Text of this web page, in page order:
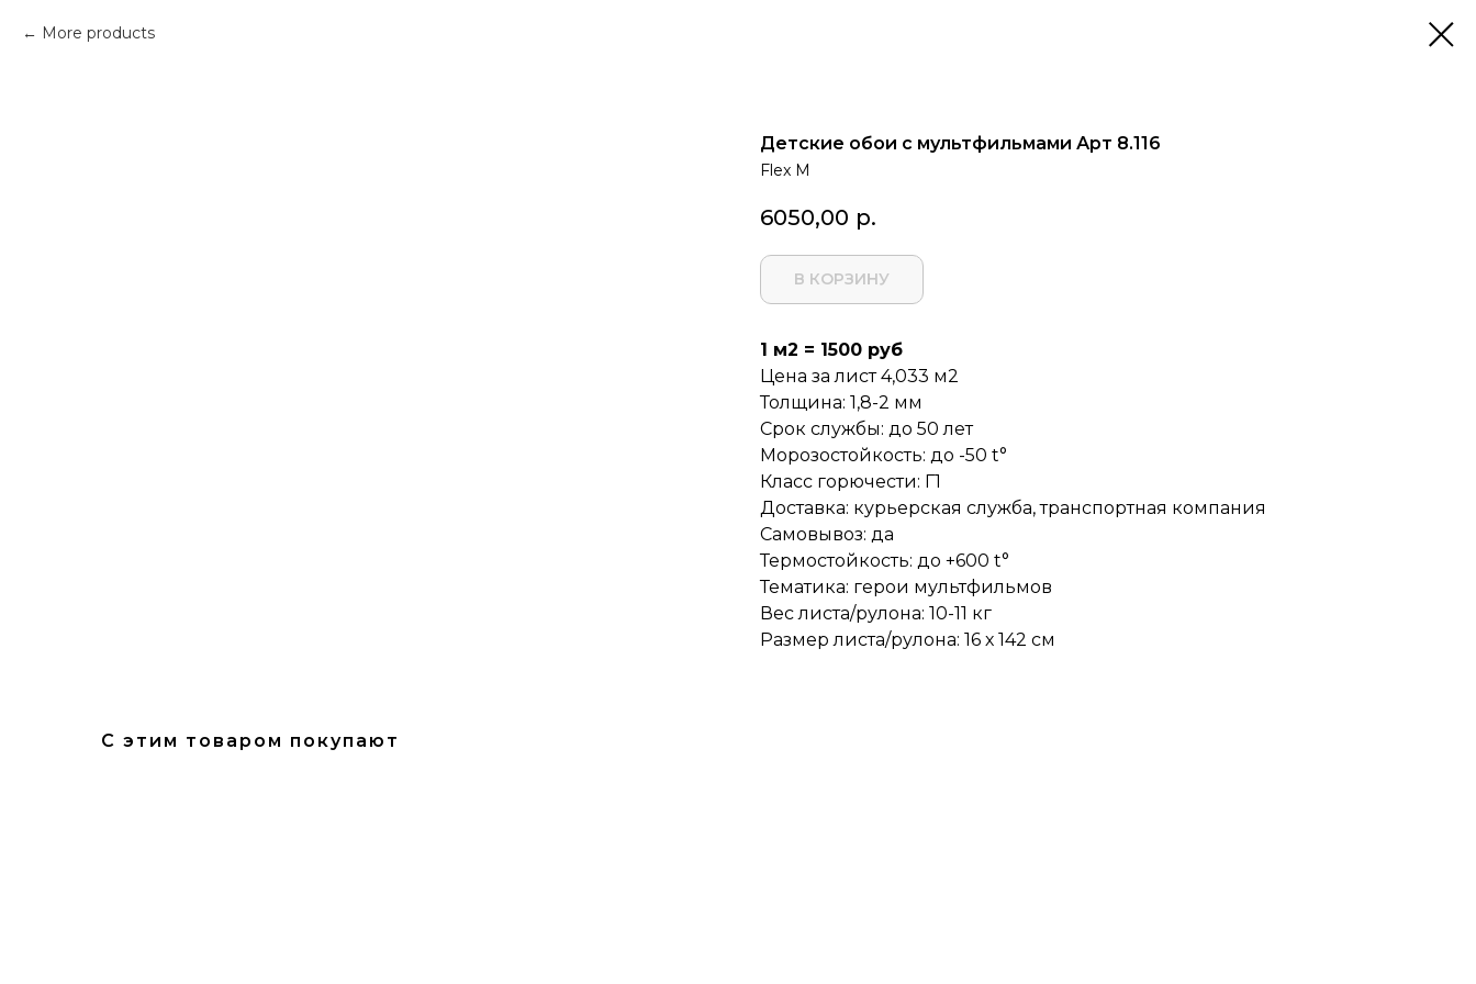
More products
Детские обои с мультфильмами Арт 8.116
Flex M
6050,00 р.
В КОРЗИНУ
1 м2 = 1500 руб
Цена за лист 4,033 м2
Толщина: 1,8-2 мм
Срок службы: до 50 лет
Морозостойкость: до -50 t°
Класс горючести: Г1
Доставка: курьерская служба, транспортная компания
Самовывоз: да
Термостойкость: до +600 t°
Тематика: герои мультфильмов
Вес листа/рулона: 10-11 кг
Размер листа/рулона: 16 х 142 см
С этим товаром покупают